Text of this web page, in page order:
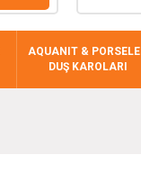
AQUANIT &
DUŞ KAROLARI